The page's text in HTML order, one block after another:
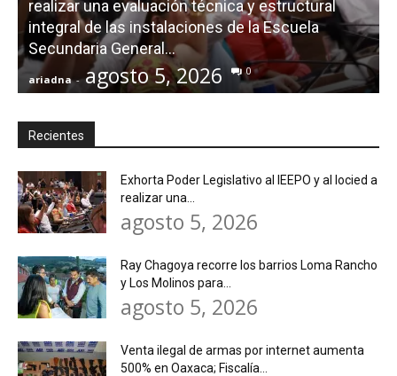
realizar una evaluación técnica y estructural
integral de las instalaciones de la Escuela
Secundaria General...
ariadna - agosto 5, 2026 0
Recientes
Exhorta Poder Legislativo al IEEPO y al Iocied a
realizar una...
agosto 5, 2026
Ray Chagoya recorre los barrios Loma Rancho
y Los Molinos para...
agosto 5, 2026
Venta ilegal de armas por internet aumenta
500% en Oaxaca; Fiscalía...